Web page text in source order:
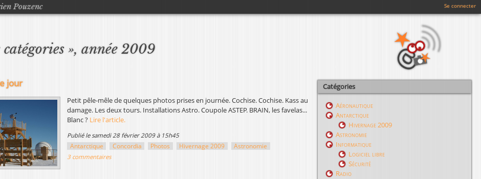
Pouzenc Se connecter
catégories », année 2009
jour
Petit pêle-mêle de quelques photos prises en journée. Cochise. Cochise. Kass au
damage. Les deux tours. Installations Astro. Coupole ASTEP. BRAIN, les favelas...
Blanc ? Lire l'article.
publié le samedi 28 février 2009 à 15h45
Antarctique
Concordia Photos Hivernage 2009
Astronomie
3 commentaires
Catégories
Aéronautique
Antarctique
Hivernage 2009
Astronomie
Informatique
Logiciel libre
Sécurité
Radio